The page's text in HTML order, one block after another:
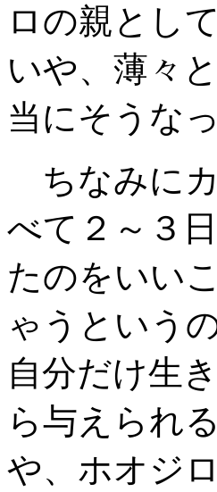
ロの親とし
いや、薄々
当にそうな
ちなみに
べて２～３
たのをいい
ゃうという
自分だけ生
ら与えられ
や、ホオジ